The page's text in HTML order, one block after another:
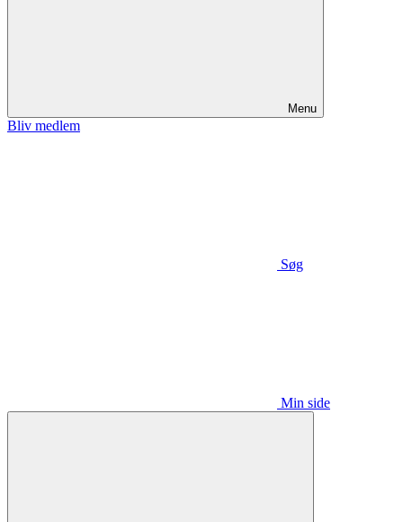
Menu
Bliv medlem
Søg
Min side